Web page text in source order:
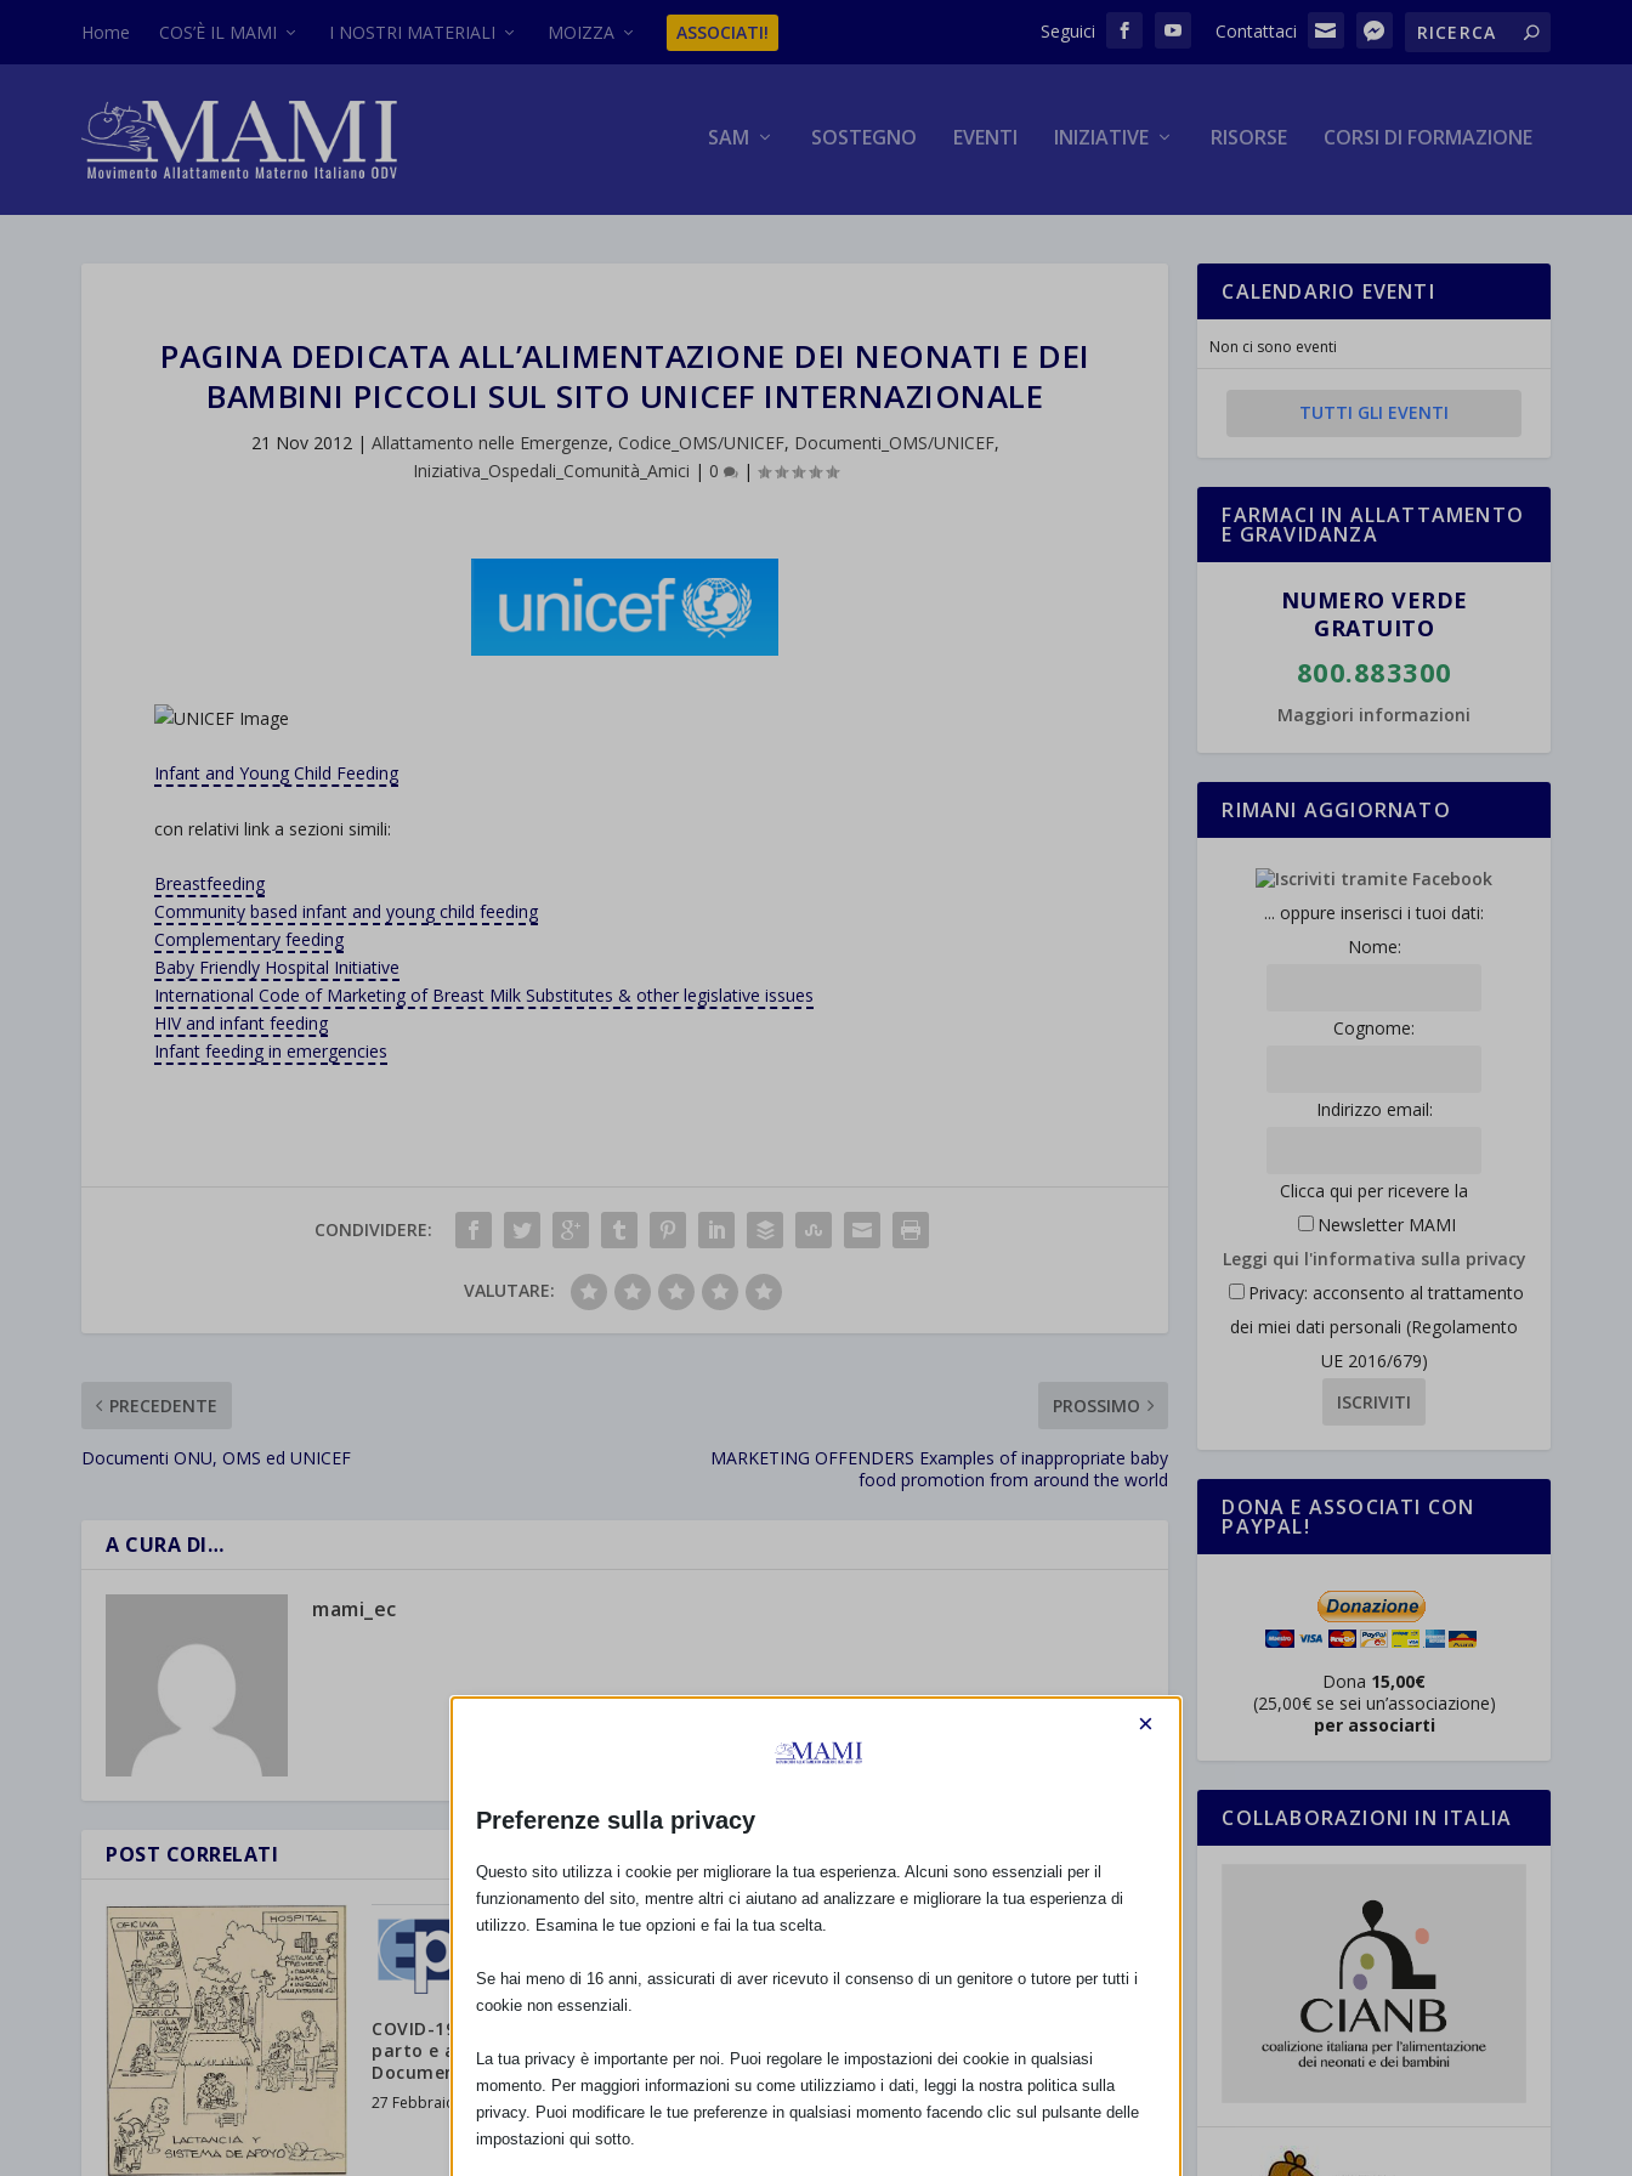
Home COS’È IL MAMI I NOSTRI MATERIALI MOIZZA ASSOCIATI!
SAM SOSTEGNO EVENTI INIZIATIVE RISORSE CORSI DI FORMAZIONE
PAGINA DEDICATA ALL’ALIMENTAZIONE DEI NEONATI E DEI
BAMBINI PICCOLI SUL SITO UNICEF INTERNAZIONALE
21 Nov 2012| Allattamento nelle Emergenze, Codice_OMS/UNICEF, Documenti_OMS/UNICEF,
Iniziativa_Ospedali_Comunità_Amici | 0 |
Infant and Young Child Feeding
con relativi link a sezioni simili:
Breastfeeding
Community based infant and young child feeding
Complementary feeding
Baby Friendly Hospital Initiative
International Code of Marketing of Breast Milk Substitutes & other legislative issues
HIV and infant feeding
Infant feeding in emergencies
CONDIVIDERE:
VALUTARE:
PRECEDENTE
Documenti ONU, OMS ed UNICEF
PROSSIMO
MARKETING OFFENDERS Examples of inappropriate baby
food promotion from around the world
A CURA DI…
mami_ec
POST CORRELATI
COVID-19: gravidanza,
parto e allattamento –
Documenti in italiano –
27 Febbraio 2020
CALENDARIO EVENTI
Non ci sono eventi
TUTTI GLI EVENTI
FARMACI IN ALLATTAMENTO
E GRAVIDANZA
NUMERO VERDE
GRATUITO
800.883300
Maggiori informazioni
RIMANI AGGIORNATO
... oppure inserisci i tuoi dati:
Nome:
Cognome:
Indirizzo email:
Clicca qui per ricevere la
Newsletter MAMI
Leggi qui l'informativa sulla privacy
Privacy: acconsento al trattamento
dei miei dati personali (Regolamento
UE 2016/679)
DONA E ASSOCIATI CON
PAYPAL!
Dona 15,00€
(25,00€ se sei un’associazione)
per associarti
COLLABORAZIONI IN ITALIA
Preferenze sulla privacy
×
Questo sito utilizza i cookie per migliorare la tua esperienza. Alcuni sono essenziali per il
funzionamento del sito, mentre altri ci aiutano ad analizzare e migliorare la tua esperienza di
utilizzo. Esamina le tue opzioni e fai la tua scelta.
Se hai meno di 16 anni, assicurati di aver ricevuto il consenso di un genitore o tutore per tutti i
cookie non essenziali.
La tua privacy è importante per noi. Puoi regolare le impostazioni dei cookie in qualsiasi
momento. Per maggiori informazioni su come utilizziamo i dati, leggi la nostra politica sulla
privacy. Puoi modificare le tue preferenze in qualsiasi momento facendo clic sul pulsante delle
impostazioni qui sotto.